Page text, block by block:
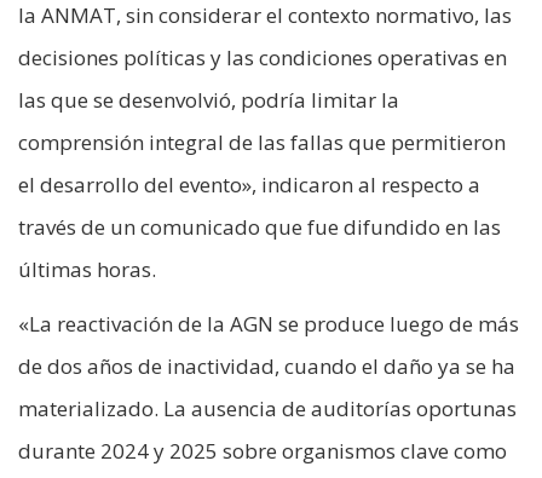
la ANMAT, sin considerar el contexto normativo, las
decisiones políticas y las condiciones operativas en
las que se desenvolvió, podría limitar la
comprensión integral de las fallas que permitieron
el desarrollo del evento», indicaron al respecto a
través de un comunicado que fue difundido en las
últimas horas.
«La reactivación de la AGN se produce luego de más
de dos años de inactividad, cuando el daño ya se ha
materializado. La ausencia de auditorías oportunas
durante 2024 y 2025 sobre organismos clave como